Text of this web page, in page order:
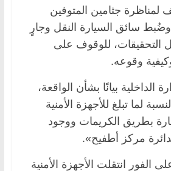
جثامين المتوفين
سائق السيارة النقل وجارٍ
التحقيقات، للوقوف على
وقوعه.
الداخلية بيانًا بشأن الواقعة،
لما تبلغ للأجهزة الأمنية
بطريق الكريمات ووجود
مركز أطفيح».
الفور انتقلت الأجهزة الأمنية